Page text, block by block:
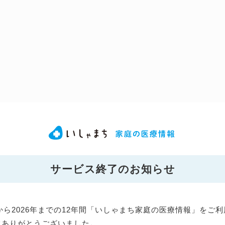
サービス終了のお知らせ
ら2026年までの12年間「いしゃまち家庭の医療情報」をご
りがとうございました。